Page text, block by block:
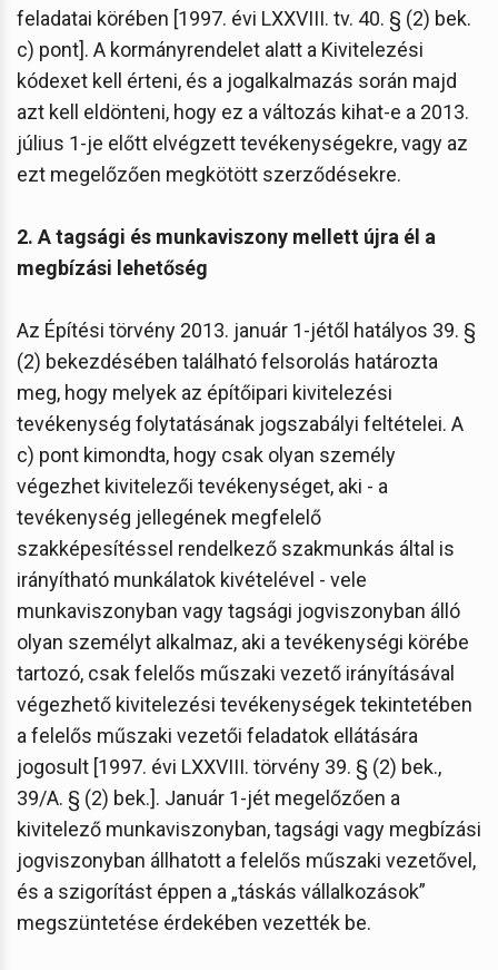
feladatai körében [1997. évi LXXVIII. tv. 40. § (2) bek.
c) pont]. A kormányrendelet alatt a Kivitelezési
kódexet kell érteni, és a jogalkalmazás során majd
azt kell eldönteni, hogy ez a változás kihat-e a 2013.
július 1-je előtt elvégzett tevékenységekre, vagy az
ezt megelőzően megkötött szerződésekre.
2. A tagsági és munkaviszony mellett újra él a
megbízási lehetőség
Az Építési törvény 2013. január 1-jétől hatályos 39. §
(2) bekezdésében található felsorolás határozta
meg, hogy melyek az építőipari kivitelezési
tevékenység folytatásának jogszabályi feltételei. A
c) pont kimondta, hogy csak olyan személy
végezhet kivitelezői tevékenységet, aki - a
tevékenység jellegének megfelelő
szakképesítéssel rendelkező szakmunkás által is
irányítható munkálatok kivételével - vele
munkaviszonyban vagy tagsági jogviszonyban álló
olyan személyt alkalmaz, aki a tevékenységi körébe
tartozó, csak felelős műszaki vezető irányításával
végezhető kivitelezési tevékenységek tekintetében
a felelős műszaki vezetői feladatok ellátására
jogosult [1997. évi LXXVIII. törvény 39. § (2) bek.,
39/A. § (2) bek.]. Január 1-jét megelőzően a
kivitelező munkaviszonyban, tagsági vagy megbízási
jogviszonyban állhatott a felelős műszaki vezetővel,
és a szigorítást éppen a „táskás vállalkozások”
megszüntetése érdekében vezették be.